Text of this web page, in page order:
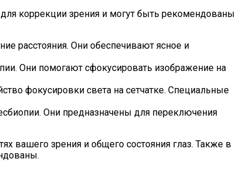
коррекции зрения и могут быть рекомендованы
расстояния. Они обеспечивают ясное и
Они помогают сфокусировать изображение на
фокусировки света на сетчатке. Специальные
Они предназначены для переключения
вашего зрения и общего состояния глаз. Также в